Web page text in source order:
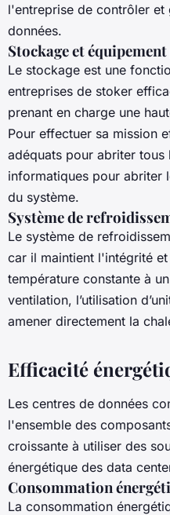
l'entreprise de contrôler et
données.
Stockage et
Le stockage est une
entreprises de stoker
prenant en charge une
Pour effectuer sa mission
adéquats pour abriter tous
informatiques pour abriter
du système.
Système de
Le système de
car il maintient l'intégrité
température constante à
ventilation, l’utilisation
amener directement la
Efficacité
Les centres de données
l'ensemble des
croissante à utiliser des
énergétique des data
Consommation
La consommation